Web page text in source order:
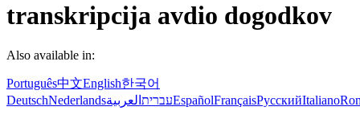
transkripcija avdio dogodkov
Also available in:
Português中文English한국어
DeutschNederlands עברית العربية EspañolFrançaisРусскийItaliano